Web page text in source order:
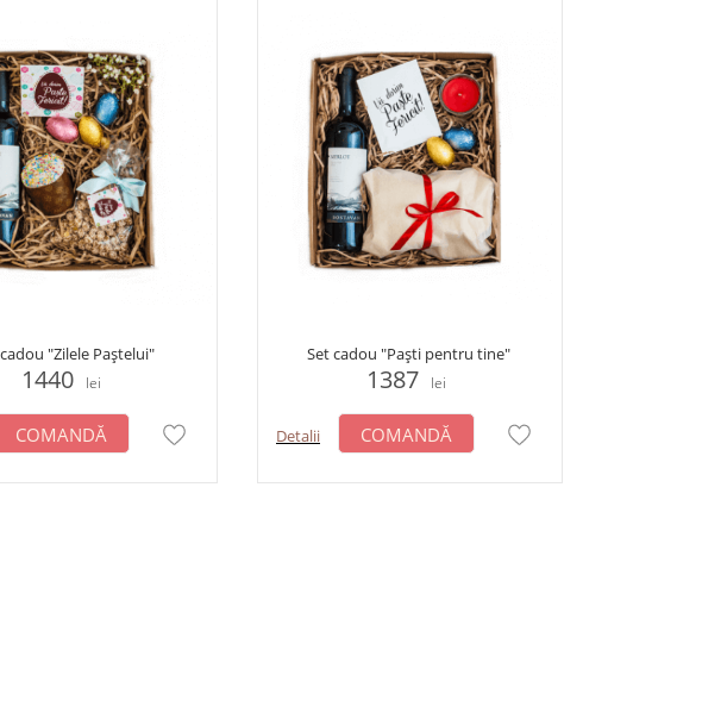
"Zilele Paștelui"
1440 lei
COMANDĂ
Set cadou "Paști pentru tine"
1387 lei
Detalii COMANDĂ